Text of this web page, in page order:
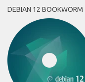
DEBIAN 12 BOOKWORM